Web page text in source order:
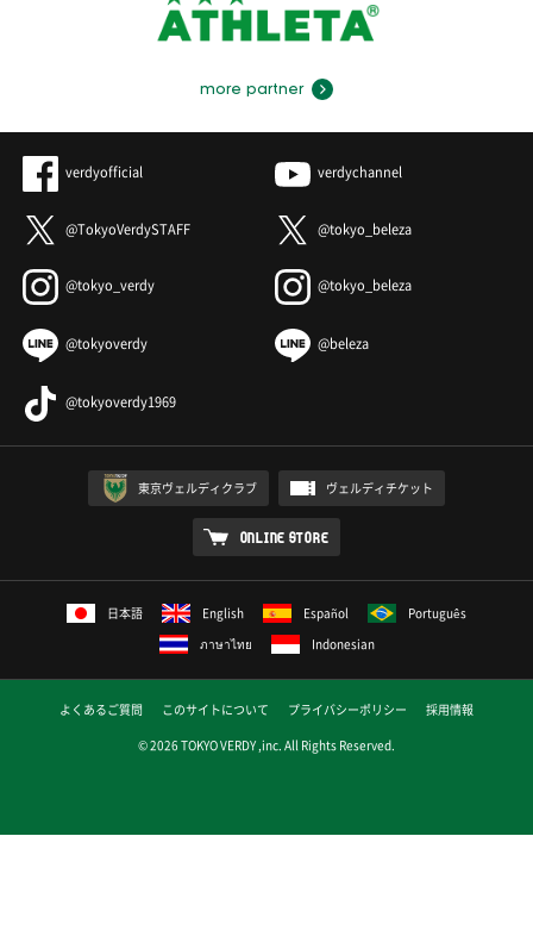
more partner
verdyofficial verdychannel
@TokyoVerdySTAFF @tokyo_beleza
@tokyo_verdy @tokyo_beleza
@tokyoverdy @beleza
@tokyoverdy1969
東京ヴェルディクラブ ヴェルディチケット
ONLINE STORE
日本語 English Español
Português
ภาษาไทย
Indonesian
よくあるご質問 このサイトについて プライバシーポリシー
採用情報
© 2026 TOKYO VERDY ,inc. All Rights Reserved.